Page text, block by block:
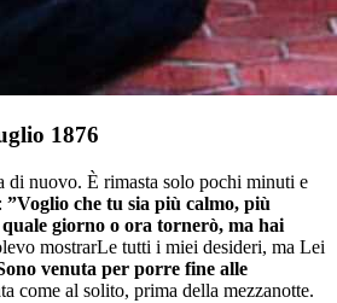
1876
nuovo. È rimasta solo pochi minuti e
”Voglio che tu sia più calmo, più
giorno o ora tornerò, ma hai
mostrarLe tutti i miei desideri, ma Lei
venuta per porre fine alle
come al solito, prima della mezzanotte.